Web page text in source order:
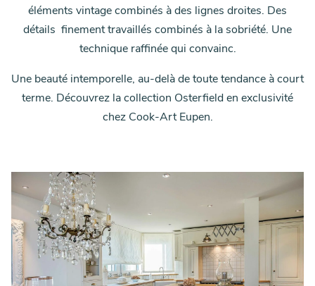
éléments vintage combinés à des lignes droites. Des
détails finement travaillés combinés à la sobriété. Une
technique raffinée qui convainc.
Une beauté intemporelle, au-delà de toute tendance à court
terme. Découvrez la collection Osterfield en exclusivité
chez Cook-Art Eupen.